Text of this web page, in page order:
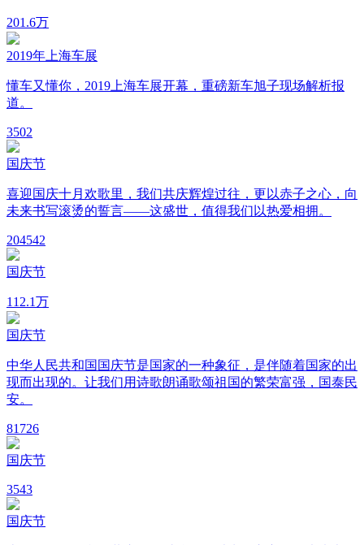
201.6万
2019年上海车展
懂车又懂你，2019上海车展开幕，重磅新车旭子现场解析报
道。
3502
国庆节
喜迎国庆十月欢歌里，我们共庆辉煌过往，更以赤子之心，向
未来书写滚烫的誓言——这盛世，值得我们以热爱相拥。
204542
国庆节
11 2.1万
国庆节
中华人民共和国国庆节是国家的一种象征，是伴随着国家的出
现而出现的。让我们用诗歌朗诵歌颂祖国的繁荣富强，国泰民
安。
81726
国庆节
3543
国庆节